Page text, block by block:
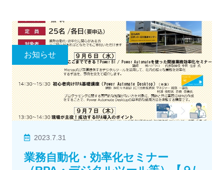
お知らせ
2023.7.31
業務自動化・効率化セミナー